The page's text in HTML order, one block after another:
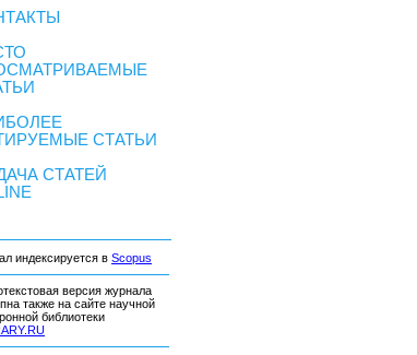
СТАТЬИ
СТАТЕЙ
индексируется в Scopus
версия журнала
также на сайте научной
библиотеки